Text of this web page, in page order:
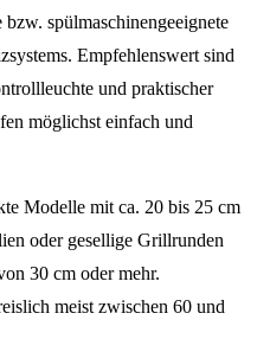
spülmaschinengeeignete
Empfehlenswert sind
und praktischer
möglichst einfach und
Modelle mit ca. 20 bis 25 cm
oder gesellige Grillrunden
30 cm oder mehr.
meist zwischen 60 und